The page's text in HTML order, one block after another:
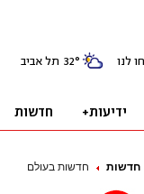
חדשות חדשות בעולם